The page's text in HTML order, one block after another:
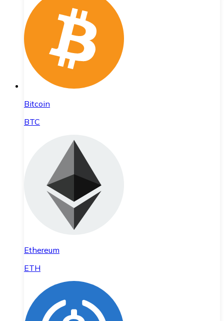
Bitcoin
BTC
Ethereum
ETH